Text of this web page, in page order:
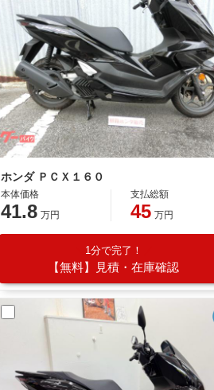
ホンダ ＰＣＸ１６０
本体価格
41.8 万円
支払総額
45 万円
1分で完了！
【無料】見積・在庫確認